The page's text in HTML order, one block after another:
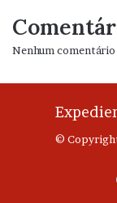
Nenhum
©